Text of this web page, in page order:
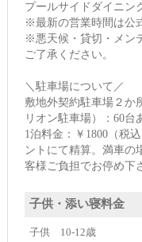
プールサイドダイニン
※最新の営業時間は公
※悪天候・貸切・メン
ご了承ください。
＼駐車場について／
敷地外契約駐車場２か
リオン駐車場）：60
1泊料金：￥1800（税
ントにて精算。満車の
客様ご負担でお停め下
子供・添い寝料金
子供 10-12歳